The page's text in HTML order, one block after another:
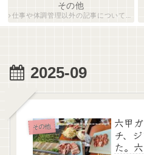
その他
仕事や体調管理以外の記事について執筆しています。
2025-09
その他
六甲
チ、
た。